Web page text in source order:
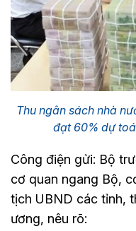
Thu ngân sách nhà
đạt 60% dự
Công điện gửi: Bộ
cơ quan ngang Bộ,
tịch UBND các tỉnh,
ương, nêu rõ: